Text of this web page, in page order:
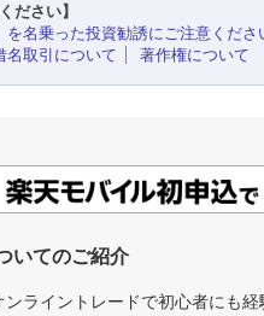
ださい】
を名乗った投資勧誘にご注意くださ
名取引について
著作権について
いてのご紹介
ライントレードで初心者にも